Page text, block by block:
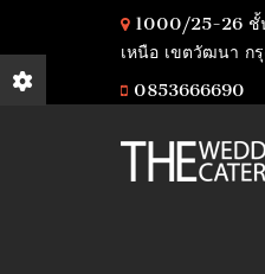
1000/25-26 ชั้น
เหนือ เขตวัฒนา ก
0853666690